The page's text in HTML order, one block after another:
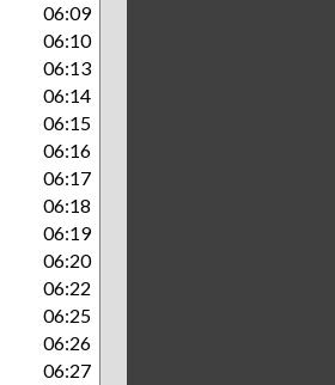
06:09
06:10
06:13
06:14
06:15
06:16
06:17
06:18
06:19
06:20
06:22
06:25
06:26
06:27